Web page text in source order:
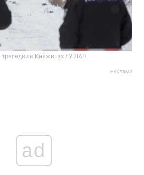
в Княжичах / УНІАН
Реклама
ad